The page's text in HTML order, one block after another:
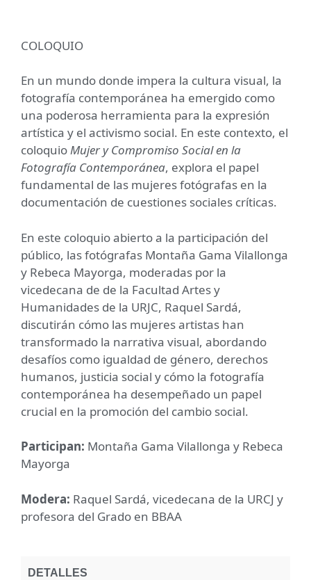
COLOQUIO
En un mundo donde impera la cultura visual, la
fotografía contemporánea ha emergido como
una poderosa herramienta para la expresión
artística y el activismo social. En este contexto, el
coloquioMujer y Compromiso Social en la
Fotografía Contemporánea, explora el papel
fundamental de las mujeres fotógrafas en la
documentación de cuestiones sociales críticas.
En este coloquio abierto a la participación del
público, las fotógrafas Montaña Gama Vilallonga
y Rebeca Mayorga, moderadas por la
vicedecana de de la Facultad Artes y
Humanidades de la URJC, Raquel Sardá,
discutirán cómo las mujeres artistas han
transformado la narrativa visual, abordando
desafíos como igualdad de género, derechos
humanos, justicia social y cómo la fotografía
contemporánea ha desempeñado un papel
crucial en la promoción del cambio social.
Participan: Montaña Gama Vilallonga y Rebeca
Mayorga
Modera: Raquel Sardá, vicedecana de la URCJ y
profesora del Grado en BBAA
DETALLES